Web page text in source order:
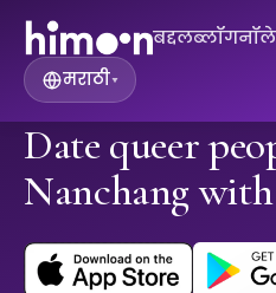
बद्दलब्लॉग
मराठी▾
Date queer
Nanchang